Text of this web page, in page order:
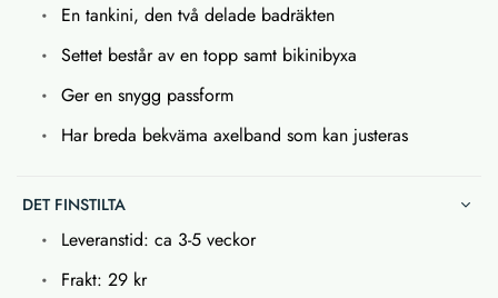
En tankini, den två delade badräkten
Settet består av en topp samt bikinibyxa
Ger en snygg passform
Har breda bekväma axelband som kan justeras
DET FINSTILTA
Leveranstid: ca 3-5 veckor
Frakt: 29 kr